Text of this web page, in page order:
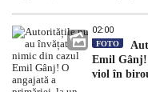
02:00
FOTO
Emil Gânj!
viol în